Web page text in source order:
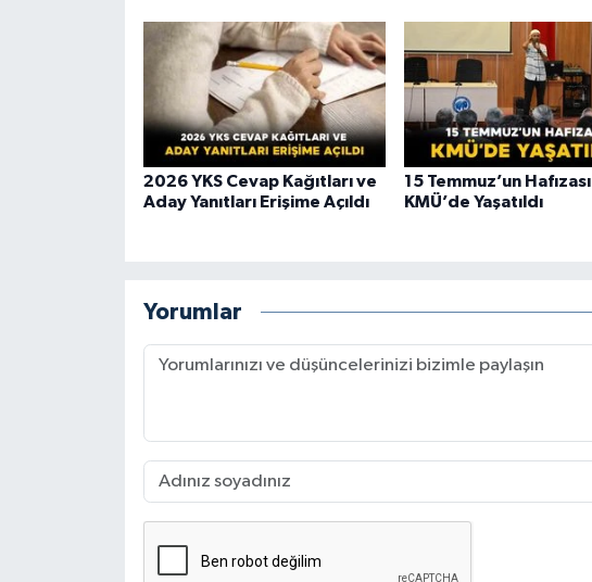
2026 YKS Cevap Kağıtları ve
Aday Yanıtları Erişime Açıldı
15 Temmuz’un Hafızası
KMÜ’de Yaşatıldı
Yorumlar